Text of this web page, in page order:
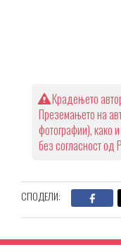
Крадењето
Преземањето на
фотографии), како
без согласност од
СПОДЕЛИ: